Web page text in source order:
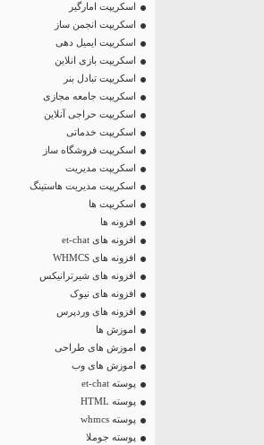
اسکریپت امارگیر
اسکریپت انجمن ساز
اسکریپت ایمیل دهی
اسکریپت بازی انلاین
اسکریپت تبادل بنر
اسکریپت جامعه مجازی
اسکریپت حراجی آنلاین
اسکریپت خدماتی
اسکریپت فروشگاه ساز
اسکریپت مدیریت
اسکریپت مدیریت هاستینگ
اسکریپت ها
افزونه ها
افزونه های et-chat
افزونه های WHMCS
افزونه های شیرترانیکس
افزونه های نیوک
افزونه های وردپرس
اموزش ها
اموزش های طراحی
اموزش های وب
پوسته et-chat
پوسته HTML
پوسته whmcs
پوسته جوملا